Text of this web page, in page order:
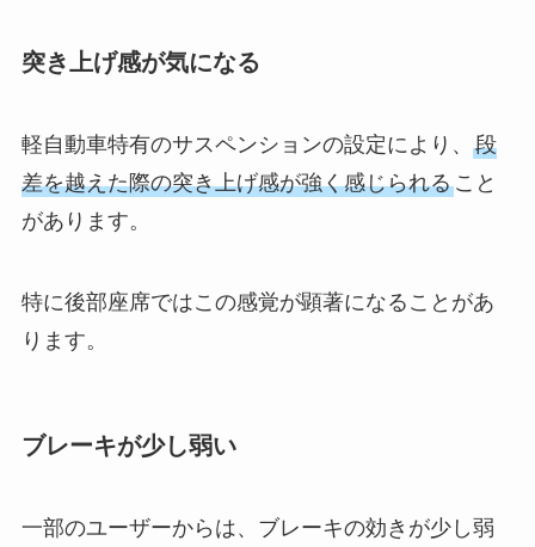
突き上げ感が気になる
軽自動車特有のサスペンションの設定により、 段
差を越えた際の突き上げ感が強く感じられること
があります。
特に後部座席ではこの感覚が顕著になることがあ
ります。
ブレーキが少し弱い
一部のユーザーからは、ブレーキの効きが少し弱